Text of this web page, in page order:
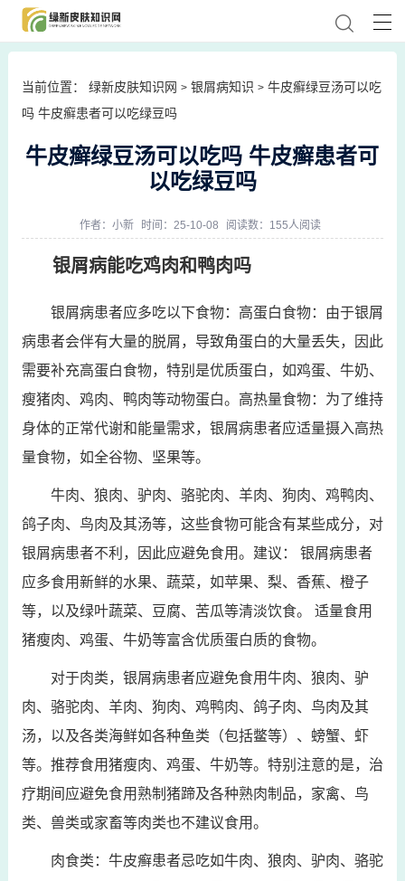
当前位置： 绿新皮肤知识网 > 银屑病知识 > 牛皮癣绿豆汤可以吃
吗 牛皮癣患者可以吃绿豆吗
牛皮癣绿豆汤可以吃吗 牛皮癣患者可
以吃绿豆吗
作者： 小新 时间：25-10-08 阅读数：155人阅读
银屑病能吃鸡肉和鸭肉吗
银屑病患者应多吃以下食物：高蛋白食物：由于银屑
病患者会伴有大量的脱屑，导致角蛋白的大量丢失，因此
需要补充高蛋白食物，特别是优质蛋白，如鸡蛋、牛奶、
瘦猪肉、鸡肉、鸭肉等动物蛋白。高热量食物：为了维持
身体的正常代谢和能量需求，银屑病患者应适量摄入高热
量食物，如全谷物、坚果等。
牛肉、狼肉、驴肉、骆驼肉、羊肉、狗肉、鸡鸭肉、
鸽子肉、鸟肉及其汤等，这些食物可能含有某些成分，对
银屑病患者不利，因此应避免食用。建议： 银屑病患者
应多食用新鲜的水果、蔬菜，如苹果、梨、香蕉、橙子
等，以及绿叶蔬菜、豆腐、苦瓜等清淡饮食。 适量食用
猪瘦肉、鸡蛋、牛奶等富含优质蛋白质的食物。
对于肉类，银屑病患者应避免食用牛肉、狼肉、驴
肉、骆驼肉、羊肉、狗肉、鸡鸭肉、鸽子肉、鸟肉及其
汤，以及各类海鲜如各种鱼类（包括鳖等）、螃蟹、虾
等。推荐食用猪瘦肉、鸡蛋、牛奶等。特别注意的是，治
疗期间应避免食用熟制猪蹄及各种熟肉制品，家禽、鸟
类、兽类或家畜等肉类也不建议食用。
肉食类：牛皮癣患者忌吃如牛肉、狼肉、驴肉、骆驼